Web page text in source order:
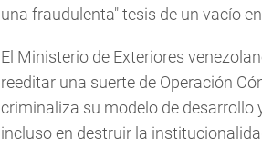
una fraudulenta" tesis de un vacío
El Ministerio de Exteriores
reeditar una suerte de Operación
criminaliza su modelo de desarrollo
incluso en destruir la